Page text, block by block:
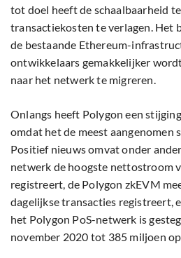
tot doel heeft de schaalbaarheid
transactiekosten te verlagen.
de bestaande Ethereum-
ontwikkelaars gemakkelijker
naar het netwerk te migreren.
Onlangs heeft Polygon een
omdat het de meest aangenomen
Positief nieuws omvat onder
netwerk de hoogste nettostroom
registreert, de Polygon zkEVM
dagelijkse transacties registreert,
het Polygon PoS-netwerk is
november 2020 tot 385 miljoen